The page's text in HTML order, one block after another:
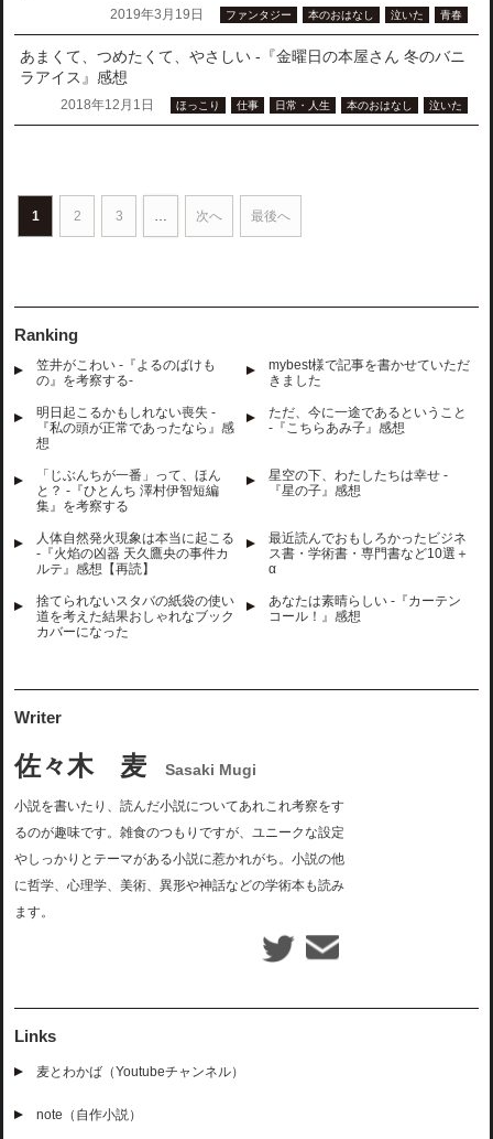
2019年3月19日 ファンタジー 本のおはなし 泣いた 青春
あまくて、つめたくて、やさしい -『金曜日の本屋さん 冬のバニ
ラアイス』感想
2018年12月1日 ほっこり 仕事 日常・人生 本のおはなし 泣いた
1 2 3 … 次へ 最後へ
Ranking
笠井がこわい -『よるのばけも
の』を考察する-
mybest様で記事を書かせていただ
きました
明日起こるかもしれない喪失 -
『私の頭が正常であったなら』感
想
ただ、今に一途であるということ
-『こちらあみ子』感想
「じぶんちが一番」って、ほん
と？ -『ひとんち 澤村伊智短編
集』を考察する
星空の下、わたしたちは幸せ -
『星の子』感想
人体自然発火現象は本当に起こる
-『火焰の凶器 天久鷹央の事件カ
ルテ』感想【再読】
最近読んでおもしろかったビジネ
ス書・学術書・専門書など10選＋
α
捨てられないスタバの紙袋の使い
道を考えた結果おしゃれなブック
カバーになった
あなたは素晴らしい -『カーテン
コール！』感想
Writer
佐々木 麦 Sasaki Mugi
小説を書いたり、読んだ小説についてあれこれ考察をす
るのが趣味です。雑食のつもりですが、ユニークな設定
やしっかりとテーマがある小説に惹かれがち。小説の他
に哲学、心理学、美術、異形や神話などの学術本も読み
ます。
Links
麦とわかば（Youtubeチャンネル）
note（自作小説）